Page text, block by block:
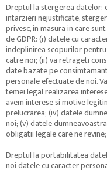
Dreptul la stergerea datelor:
intarzieri nejustificate,
privesc, in masura in care
de GDPR: (i) datele cu
indeplinirea scopurilor
catre noi; (ii) va retrageti
date bazate pe
personale efectuate de noi.
temei legal realizarea
avem interese si motive
prelucrarea; (iv) datele
noi; (v) datele
obligatii legale care ne revine;
Dreptul la portabilitatea
noi datele cu caracter